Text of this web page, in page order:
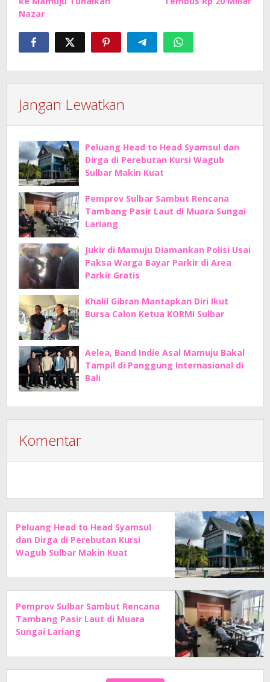
Nazar
Jangan Lewatkan
Peluang Head to Head Syamsul dan
Dirga di Perebutan Kursi Wagub
Sulbar Makin Kuat
Pemprov Sulbar Sambut Rencana
Tambang Pasir Laut di Muara Sungai
Lariang
Jukir di Mamuju Diamankan Polisi Usai
Paksa Warga Bayar Parkir di Area
Parkir Gratis
Khalil Gibran Mantapkan Diri Ikut
Bursa Calon Ketua KORMI Sulbar
Aelea, Band Indie Asal Mamuju Bakal
Tampil di Panggung Internasional di
Bali
Komentar
Peluang Head to Head Syamsul
dan Dirga di Perebutan Kursi
Wagub Sulbar Makin Kuat
Pemprov Sulbar Sambut Rencana
Tambang Pasir Laut di Muara
Sungai Lariang